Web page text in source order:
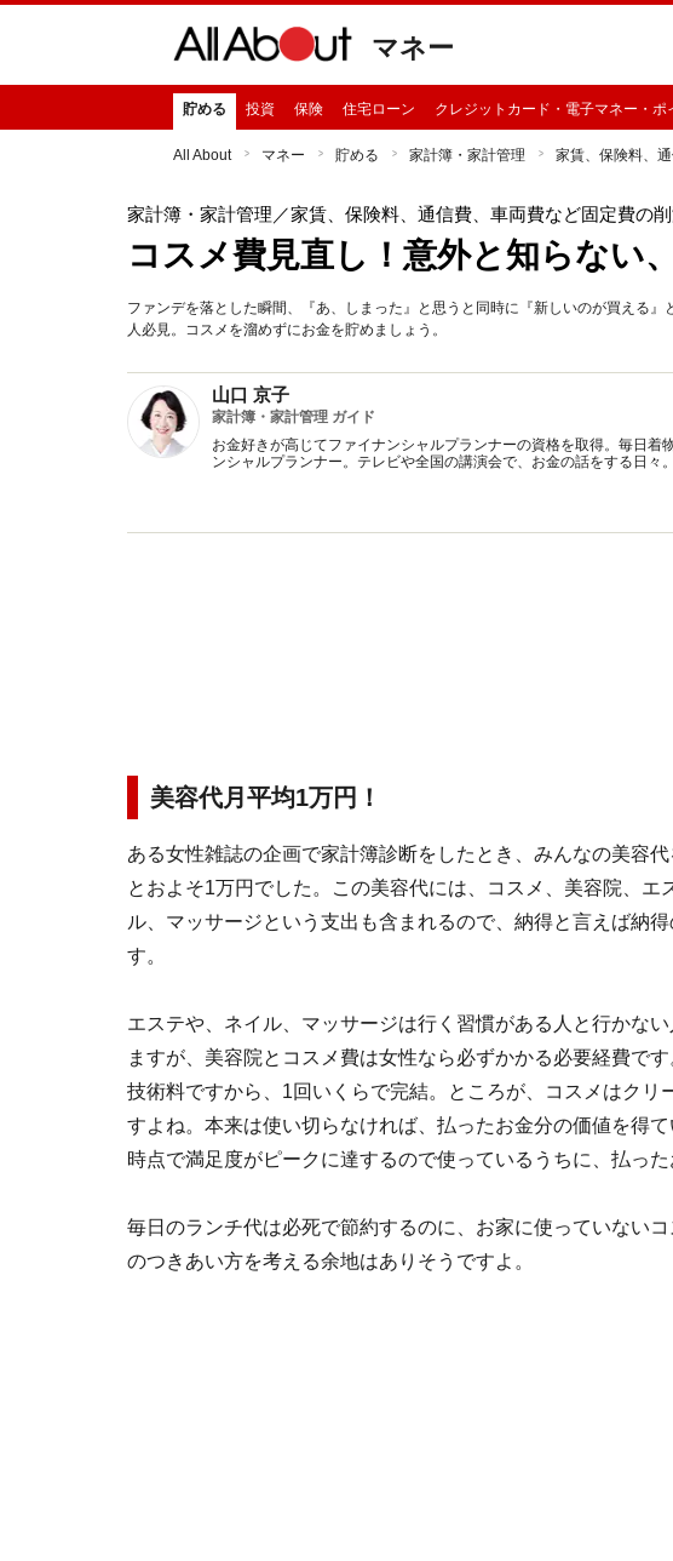
マネー
貯める 投資 保険 住宅ローン クレジットカード・電子マネー・ポ
All About マネー 貯める 家計簿・家計管理 家賃、保険料、
家計簿・家計管理 ／家賃、保険料、通信費、車両費など固定費の
コスメ費見直し！意外と知らない
ファンデを落とした瞬間、『あ、しまった』と思うと同時に『新しいのが買える
人必見。コスメを溜めずにお金を貯めましょう。
山口 京子
家計簿・家計管理 ガイド
お金好きが高じてファイナンシャルプランナーの資格を取得。毎日
ンシャルプランナー。テレビや全国の講演会で、お金の話をする日々。
美容代月平均1万円！
ある女性雑誌の企画で家計簿診断をしたとき、みんなの美容代
とおよそ1万円でした。この美容代には、コスメ、美容院、エ
ル、マッサージという支出も含まれるので、納得と言えば納
す。
エステや、ネイル、マッサージは行く習慣がある人と行かな
ますが、美容院とコスメ費は女性なら必ずかかる必要経費で
技術料ですから、1回いくらで完結。ところが、コスメはク
すよね。本来は使い切らなければ、払ったお金分の価値を得
時点で満足度がピークに達するので使っているうちに、払った
毎日のランチ代は必死で節約するのに、お家に使っていない
のつきあい方を考える余地はありそうですよ。